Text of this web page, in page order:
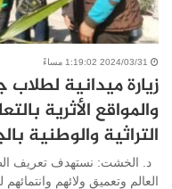
2024/03/31 1:19:02 مساءً
زيارة ميدانية
والمواقع الأثرية
التراثية والوطنية
د. الخشت: نستهدف تعريف
العالم وتعميق ولائهم